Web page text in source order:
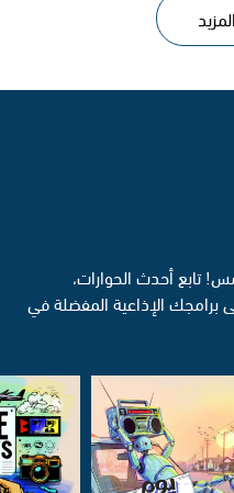
تابع أحدث الحوارات،
برامجك الإذاعية المفضلة في